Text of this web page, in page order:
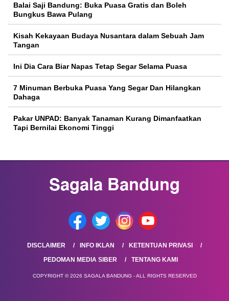
Balai Saji Bandung: Buka Puasa Gratis dan Boleh
Bungkus Bawa Pulang
Kisah Kekayaan Budaya Nusantara dalam Sebuah Jam
Tangan
Ini Dia Cara Biar Napas Tetap Segar Selama Puasa
7 Minuman Berbuka Puasa Yang Segar Dan Hilangkan
Dahaga
Pakar UNPAD: Banyak Tanaman Kurang Dimanfaatkan
Tapi Bernilai Ekonomi Tinggi
DISCLAIMER INFO IKLAN
KETENTUAN PRIVASI
PEDOMAN MEDIA SIBER
TENTANG KAMI
COPYRIGHT © 2026 SAGALA BANDUNG - ALL RIGHTS RESERVED